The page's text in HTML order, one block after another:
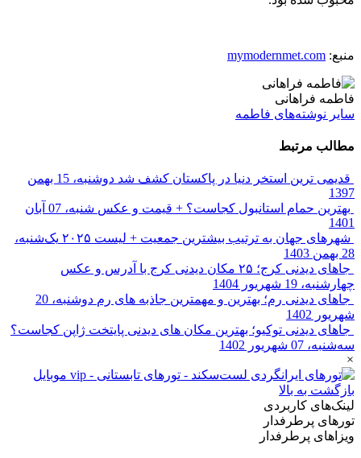
منبع: mymodernmet.com
فاطمه فراهانی
سایر نوشته‌های فاطمه
مطالب مرتبط
قدیمی ترین استخر دنیا در پاکستان کشف شد
دوشنبه، 15 بهمن
1397
بهترین حمام استانبول کجاست؟ + قیمت و عکس
شنبه، 07 آبان
1401
شهرهای جهان به ترتیب بیشترین جمعیت + لیست ۲۰۲۵
یک‌شنبه،
28 بهمن 1403
جاهای دیدنی کرج؛ ۲۵ مکان دیدنی کرج با آدرس و عکس
چهارشنبه، 19 شهریور 1404
جاهای دیدنی رم؛ بهترین و مهمترین جاذبه های رم
دوشنبه، 20
شهریور 1402
جاهای دیدنی توکیو؛ بهترین مکان های دیدنی پایتخت ژاپن کجاست؟
سه‌شنبه، 07 شهریور 1402
×
بازگشت به بالا
لینک‌های کاربردی
تورهای پرطرفدار
ویزاهای پرطرفدار